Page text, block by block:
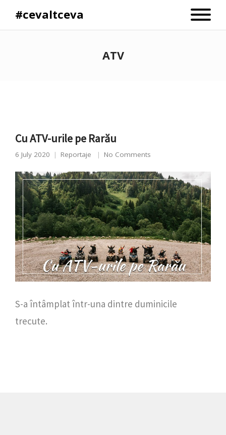
#cevaltceva
ATV
Cu ATV-urile pe Rarău
6 July 2020 Reportaje No Comments
S-a întâmplat într-una dintre duminicile
trecute.